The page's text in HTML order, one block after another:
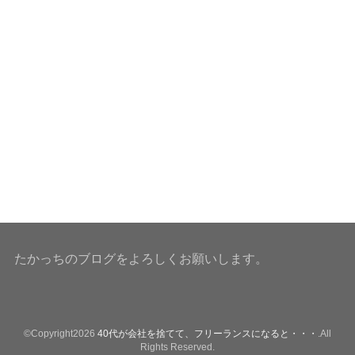
たかっちのブログをよろしくお願いします。
©Copyright2026 40代が会社を捨てて、フリーランスになると・・・
.All
Rights Reserved.